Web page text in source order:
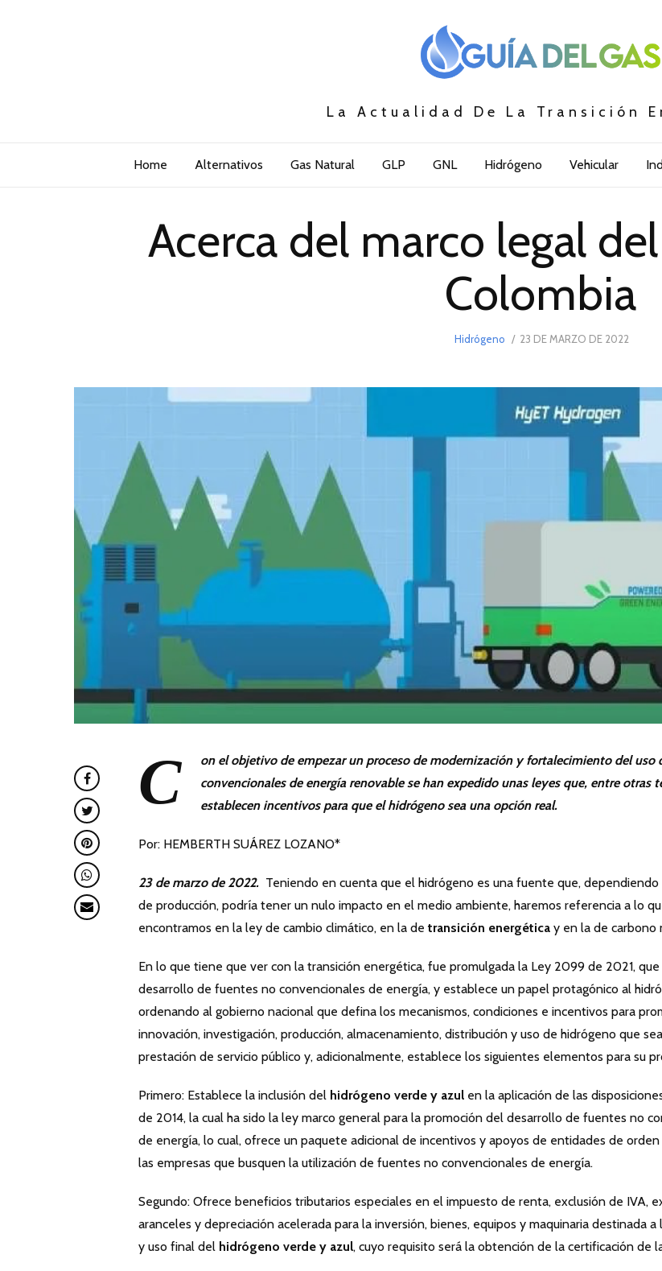
La Actualidad De La Transición
Home Alternativos Gas Natural GLP GNL Hidrógeno Vehicular
Acerca del marco legal
Colombia
Hidrógeno
POSTED
23 DE MARZO DE 202223
C
on el objetivo de empezar un proceso de modernización y fortalecimiento del uso
convencionales de energía renovable se han expedido unas leyes que, entre otras
establecen incentivos para que el hidrógeno sea una opción real.
Por: HEMBERTH SUÁREZ LOZANO*
23 de marzo de 2022. Teniendo en cuenta que el hidrógeno es una fuente que,
de producción, podría tener un nulo impacto en el medio ambiente, haremos referencia a lo
encontramos en la ley de cambio climático, en la de transición energética y en la de carbono
En lo que tiene que ver con la transición energética, fue promulgada la Ley 2099 de 2021, que
desarrollo de fuentes no convencionales de energía, y establece un papel protagónico al
ordenando al gobierno nacional que defina los mecanismos, condiciones e incentivos para
innovación, investigación, producción, almacenamiento, distribución y uso de hidrógeno que
prestación de servicio público y, adicionalmente, establece los siguientes elementos para su
Primero: Establece la inclusión del hidrógeno verde y azul en la aplicación de las
de 2014, la cual ha sido la ley marco general para la promoción del desarrollo de fuentes no
de energía, lo cual, ofrece un paquete adicional de incentivos y apoyos de entidades de orden
las empresas que busquen la utilización de fuentes no convencionales de energía.
Segundo: Ofrece beneficios tributarios especiales en el impuesto de renta, exclusión de IVA,
aranceles y depreciación acelerada para la inversión, bienes, equipos y maquinaria destinada a
y uso final del hidrógeno verde y azul, cuyo requisito será la obtención de la certificación de